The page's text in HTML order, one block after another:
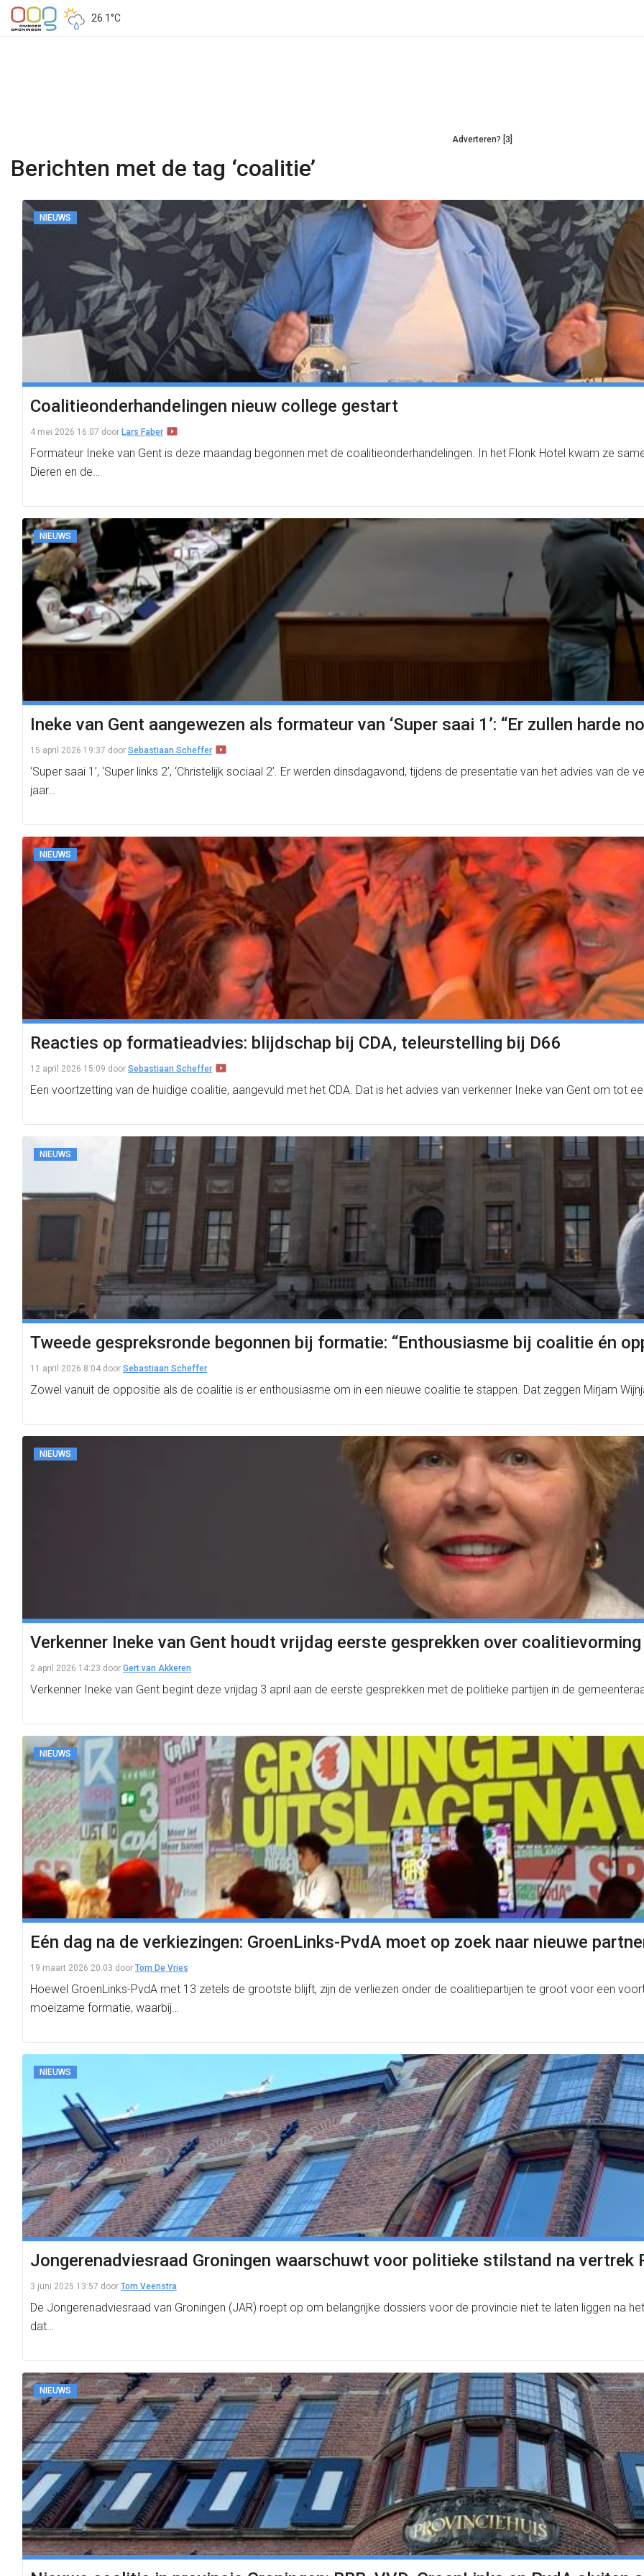
26.1°C
Adverteren? [3]
Berichten met de tag ‘coalitie’
NIEUWS
Coalitieonderhandelingen nieuw college gestart
4 mei 2026 16:07 door Lars Faber
Formateur Ineke van Gent is deze maandag begonnen met de coalitieonderhandelingen. In het Flonk Hotel kwam ze
Dieren en de…
NIEUWS
Ineke van Gent aangewezen als formateur van ‘Super saai 1’: “Er zullen harde
15 april 2026 19:37 door Sebastiaan Scheffer
‘Super saai 1’, ‘Super links 2’, ‘Christelijk sociaal 2’. Er werden dinsdagavond, tijdens de presentatie van het advies van
jaar…
NIEUWS
Reacties op formatieadvies: blijdschap bij CDA, teleurstelling bij D66
12 april 2026 15:09 door Sebastiaan Scheffer
Een voortzetting van de huidige coalitie, aangevuld met het CDA. Dat is het advies van verkenner Ineke van Gent om tot
NIEUWS
Tweede gespreksronde begonnen bij formatie: “Enthousiasme bij coalitie én
11 april 2026 8:04 door Sebastiaan Scheffer
Zowel vanuit de oppositie als de coalitie is er enthousiasme om in een nieuwe coalitie te stappen. Dat zeggen Mirjam
NIEUWS
Verkenner Ineke van Gent houdt vrijdag eerste gesprekken over coalitievorming
2 april 2026 14:23 door Gert van Akkeren
Verkenner Ineke van Gent begint deze vrijdag 3 april aan de eerste gesprekken met de politieke partijen in de
NIEUWS
Eén dag na de verkiezingen: GroenLinks-PvdA moet op zoek naar nieuwe
19 maart 2026 20:03 door Tom De Vries
Hoewel GroenLinks-PvdA met 13 zetels de grootste blijft, zijn de verliezen onder de coalitiepartijen te groot voor een
moeizame formatie, waarbij…
NIEUWS
Jongerenadviesraad Groningen waarschuwt voor politieke stilstand na vertrek
3 juni 2025 13:57 door Tom Veenstra
De Jongerenadviesraad van Groningen (JAR) roept op om belangrijke dossiers voor de provincie niet te laten liggen na
dat…
NIEUWS